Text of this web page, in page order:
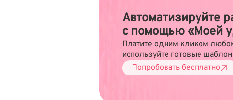
Автоматизируйте
с помощью «Моей
Платите одним кликом
используйте готовые
Попробовать бесплатно